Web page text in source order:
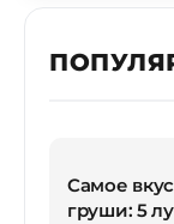
Самое
груши: 5